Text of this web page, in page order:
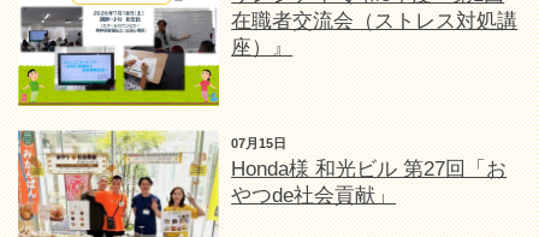
在職者交流会（ストレス対処講
座）』
07月15日
Honda様 和光ビル 第27回「お
やつde社会貢献」